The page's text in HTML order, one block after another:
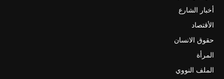
أخبار الشارع
الأقتصاد
حقوق الانسان
المرأة
الملف النووي